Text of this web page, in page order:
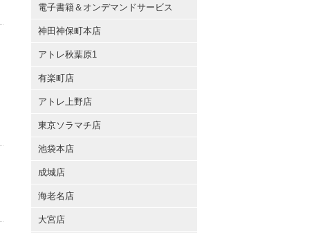
電子書籍＆オンデマンドサービス
神田神保町本店
アトレ秋葉原1
有楽町店
アトレ上野店
東京ソラマチ店
池袋本店
成城店
海老名店
大宮店